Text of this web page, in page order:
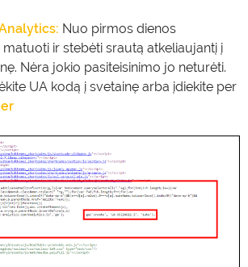
Nuo pirmos dienos
ir stebėti srautą atkeliaujantį į
Nėra jokio pasiteisinimo jo neturėti.
UA kodą į svetainę arba įdiekite per